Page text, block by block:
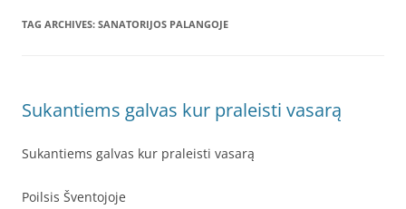
TAG ARCHIVES: SANATORIJOS PALANGOJE
Sukantiems galvas kur praleisti vasarą
Sukantiems galvas kur praleisti vasarą
Poilsis Šventojoje